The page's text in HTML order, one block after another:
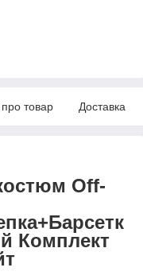
про товар Доставка
Off-
Комплект